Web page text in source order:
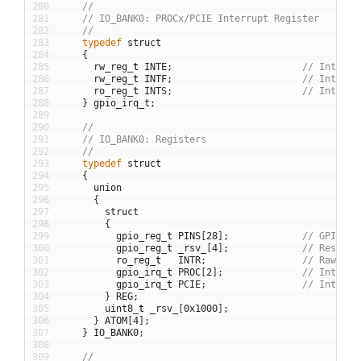
280
281
282
283
284
285
286
287
288
289
290
291
292
293
294
295
296
297
298
299
300
301
302
303
304
305
306
307
308
309
//
// IO_BANK0: PROCx/PCIE Interrupt Register
//
typedef struct
{
rw_reg t INTE;
//
rw_reg t INTF;
//
ro_reg t INTS;
//
} gpio_irq_t ;
//
// IO_BANK0: Registers
//
typedef struct
{
union
{
struct
{
gpio_reg t PINS 28 ;
// GPIO[0-
gpio_reg t _rsv_ 4 ;
//
ro_reg t INTR;
// Raw
gpio_irq t PROC 2 ;
//
gpio_irq t PCIE;
//
}
REG;
uint8 t _rsv_ 0x1000
;
} ATOM 4
;
}
IO_BANK0;
//